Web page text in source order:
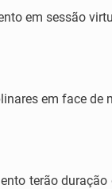
em sessão
em face de
terão